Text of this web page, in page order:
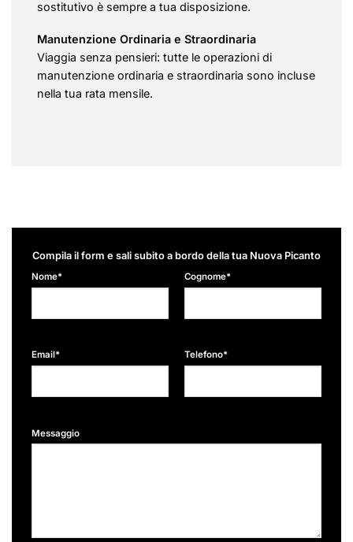
sostitutivo è sempre a tua disposizione.
Manutenzione Ordinaria e Straordinaria
Viaggia senza pensieri: tutte le operazioni di
manutenzione ordinaria e straordinaria sono incluse
nella tua rata mensile.
Compila il form e sali subito a bordo della tua Nuova Picanto
Nome* Cognome*
Email* Telefono*
Messaggio